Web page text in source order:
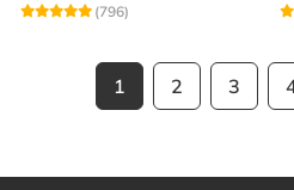
(796)
1 2 3